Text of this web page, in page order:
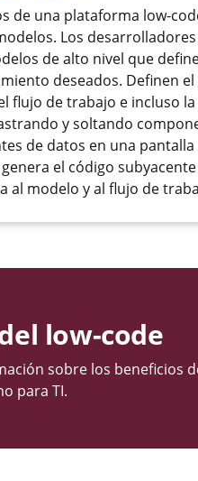
de una plataforma low-
Los
de alto nivel que
deseados. Definen
flujo de trabajo e incluso
y soltando
de datos en una pantalla
el código subyacente
al modelo y al flujo de
low-code
sobre los beneficios
para TI.